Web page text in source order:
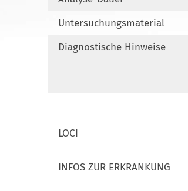
Untersuchungsmaterial
Diagnostische Hinweise
LOCI
INFOS ZUR ERKRANKUNG